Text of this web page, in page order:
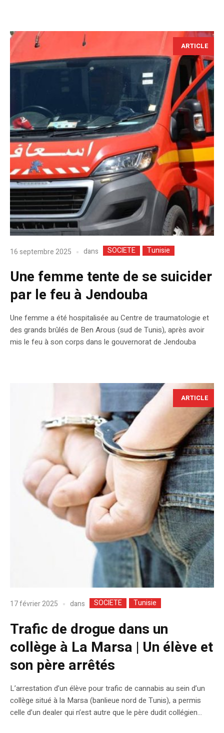
ARTICLE
16 septembre 2025 dans SOCIETE Tunisie
Une femme tente de se suicider
par le feu à Jendouba
Une femme a été hospitalisée au Centre de traumatologie et
des grands brûlés de Ben Arous (sud de Tunis), après avoir
mis le feu à son corps dans le gouvernorat de Jendouba
ARTICLE
17 février 2025 dans SOCIETE Tunisie
Trafic de drogue dans un
collège à La Marsa | Un élève et
son père arrêtés
L’arrestation d’un élève pour trafic de cannabis au sein d’un
collège situé à la Marsa (banlieue nord de Tunis), a permis
celle d’un dealer qui n’est autre que le père dudit collégien…